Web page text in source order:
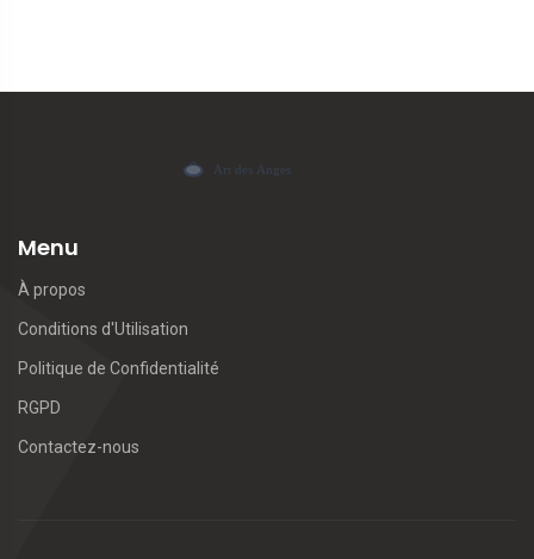
Menu
À propos
Conditions d'Utilisation
Politique de Confidentialité
RGPD
Contactez-nous